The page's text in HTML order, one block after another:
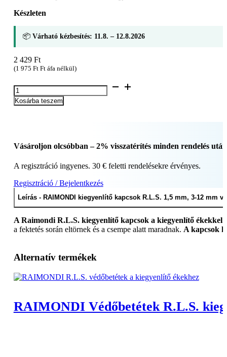
Készleten
📦 Várható kézbesítés: 11.8. – 12.8.2026
2 429 Ft
(1 975 FtFt áfa nélkül)
RAIMONDI
kiegyenlítő
kapcsok
12
vastagságú
-
100
180B01MM3D0100)
mennyiség
Kosárba teszem
Vásároljon olcsóbban – 2% visszatérítés minden rendelés után
A regisztráció ingyenes. 30 € feletti rendelésekre érvényes.
Regisztráció / Bejelentkezés
Leírás - RAIMONDI kiegyenlítő kapcsok R.L.S. 1,5 mm, 3-12 mm
A Raimondi R.L.S. kiegyenlítő kapcsok a kiegyenlítő ékekkel
a fektetés során eltörnek és a csempe alatt maradnak. A kapcsok
Alternatív termékek
RAIMONDI Védőbetétek R.L.S.